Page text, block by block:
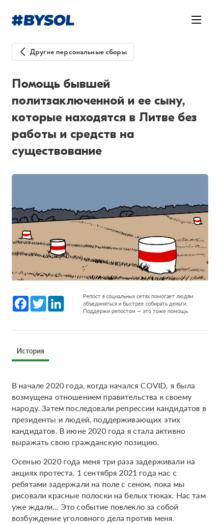
Другие персональные сборы
Помощь бывшей
политзаключенной и ее сыну,
которые находятся в Литве без
работы и средств на
существование
Facebook
Twitter LinkedInРепост в социальных сетях помогает людям
объединяться и быстрее собирать деньги.
Поддержи репостом — это тоже помощь.
История
В начале 2020 года, когда начался COVID, я была
возмущена отношением правительства к своему
народу. Затем последовали репрессии кандидатов в
президенты и людей, поддерживающих этих
кандидатов. В июне 2020 года я стала активно
выражать свою гражданскую позицию.
Осенью 2020 года меня три раза задерживали на
акциях протеста. 1 сентября 2021 года нас с
ребятами задержали на поле с сеном, пока мы
рисовали красные полоски на белых тюках. Нас там
уже ждали… Это событие повлекло за собой
возбуждение уголовного дела против меня.